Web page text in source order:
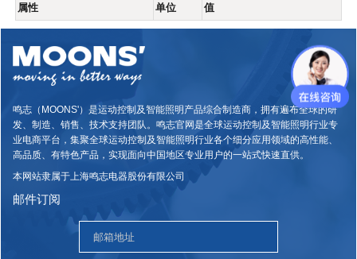
属性 单位 值
鸣志（MOONS'）是运动控制及智能照明产品综合制造商，拥有遍布全球的研
发、制造、销售、技术支持团队。鸣志官网是全球运动控制及智能照明行业专
业电商平台，集聚全球运动控制及智能照明行业各个细分应用领域的高性能、
高品质、有特色产品，实现面向中国地区专业用户的一站式快速直供。
本网站隶属于上海鸣志电器股份有限公司
邮件订阅